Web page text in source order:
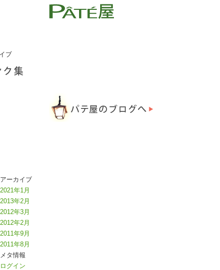
ブ
アーカイブ
2021年1月
2013年2月
2012年3月
2012年2月
2011年9月
2011年8月
メタ情報
ログイン